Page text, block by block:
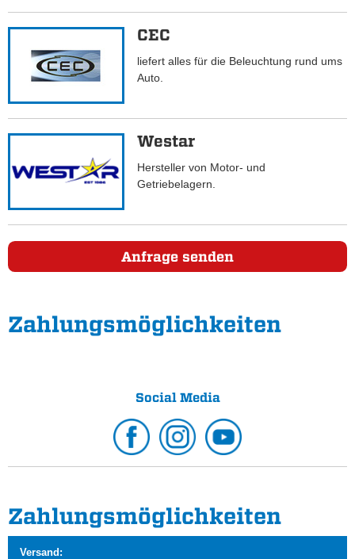
CEC
liefert alles für die Beleuchtung rund ums
Auto.
Westar
Hersteller von Motor- und
Getriebelagern.
Anfrage senden
Zahlungs­möglichkeiten
Social Media
Zahlungs­möglichkeiten
Versand: